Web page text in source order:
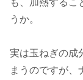
うか。
実は玉ねぎの成
まうのですが、